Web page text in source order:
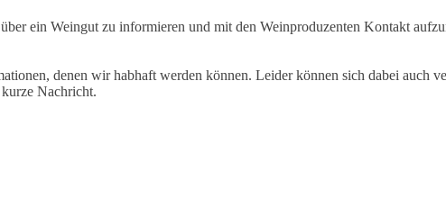
ein Weingut zu informieren und mit den Weinproduzenten Kontakt
denen wir habhaft werden können. Leider können sich dabei auch
Nachricht.